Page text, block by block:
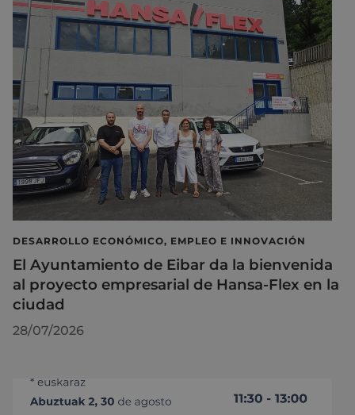
DESARROLLO ECONÓMICO, EMPLEO E INNOVACIÓN
El Ayuntamiento de Eibar da la bienvenida
al proyecto empresarial de Hansa-Flex en la
ciudad
28/07/2026